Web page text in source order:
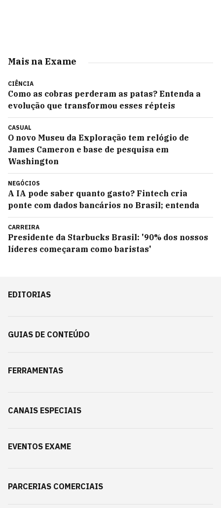
Mais na Exame
CIÊNCIA
Como as cobras perderam as patas? Entenda a
evolução que transformou esses répteis
CASUAL
O novo Museu da Exploração tem relógio de
James Cameron e base de pesquisa em
Washington
NEGÓCIOS
A IA pode saber quanto gasto? Fintech cria
ponte com dados bancários no Brasil; entenda
CARREIRA
Presidente da Starbucks Brasil: '90% dos nossos
líderes começaram como baristas'
EDITORIAS
GUIAS DE CONTEÚDO
FERRAMENTAS
CANAIS ESPECIAIS
EVENTOS EXAME
PARCERIAS COMERCIAIS